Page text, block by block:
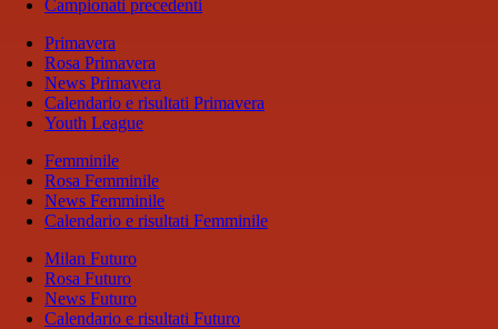
Campionati precedenti
Primavera
Rosa Primavera
News Primavera
Calendario e risultati Primavera
Youth League
Femminile
Rosa Femminile
News Femminile
Calendario e risultati Femminile
Milan Futuro
Rosa Futuro
News Futuro
Calendario e risultati Futuro